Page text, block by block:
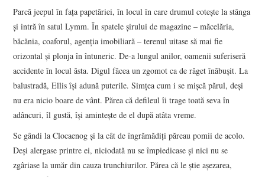
Parcă jeepul în fața papetăriei, în locul în care drumul cotește la stânga
și intră în satul Lymm. În spatele șirului de magazine – măcelăria,
băcănia, coaforul, agenția imobiliară – terenul uitase să mai fie
orizontal și plonja în întuneric. De-a lungul anilor, oamenii suferiseră
accidente în locul ăsta. Digul făcea un zgomot ca de răget înăbușit. La
balustradă, Ellis își adună puterile. Simțea cum i se mișcă părul, deși
nu era nicio boare de vânt. Părea că defileul îi trage toată seva în
adâncuri, îl gustă, își amintește de el după atâta vreme.
Se gândi la Clocaenog și la cât de îngrămădiți păreau pomii de acolo.
Deși alergase printre ei, niciodată nu se împiedicase și nici nu se
zgâriase la umăr din cauza trunchiurilor. Părea că le știe așezarea,